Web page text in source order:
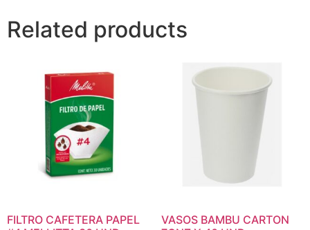
Related products
FILTRO CAFETERA PAPEL
VASOS BAMBU CARTON